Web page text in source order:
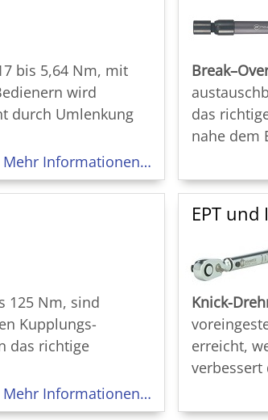
bis 5,64 Nm, mit
wird
durch Umlenkung
Mehr Informationen…
Break–
das
nahe dem
125 Nm, sind
Kupplungs­
das richtige
Mehr Informationen…
EPT und
Knick-
erreicht,